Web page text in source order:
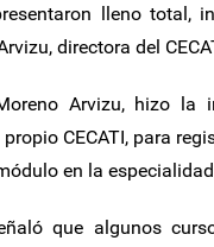
lleno total,
directora del
Arvizu, hizo
CECATI, para
en la
que algunos